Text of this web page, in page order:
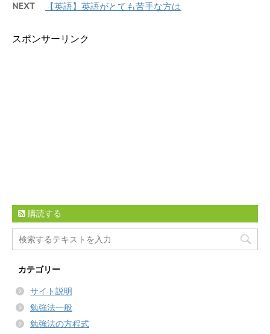
NEXT 【英語】英語がとても苦手な方は
スポンサーリンク
購読する
カテゴリー
サイト説明
勉強法一般
勉強法の方程式